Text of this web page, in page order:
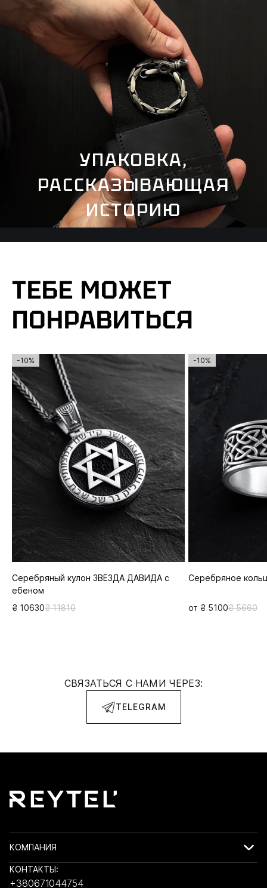
УПАКОВКА,
РАССКАЗЫВАЮЩАЯ
ИСТОРИЮ
ТЕБЕ МОЖЕТ
ПОНРАВИТЬСЯ
-10%
Серебряный кулон ЗВЕЗДА ДАВИДА с
ебеном
₴ 10630₴ 11810
-10%
Серебряное
от ₴ 5100₴ 5660
СВЯЗАТЬСЯ С НАМИ ЧЕРЕЗ:
TELEGRAM
КОМПАНИЯ
КОНТАКТЫ:
+380671044754